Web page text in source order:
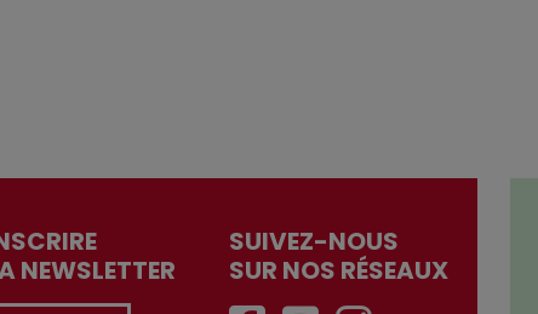
NEWSLETTER
SUIVEZ-NOUS
SUR NOS RÉSEAUX